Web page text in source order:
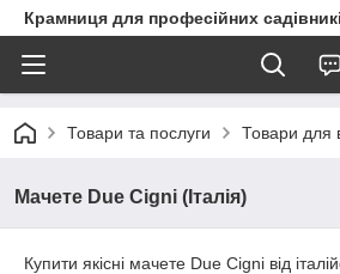
Крамниця для професійних
Товари та послуги Товари для
Мачете Due Cigni (Італія)
Купити якісні мачете Due Cigni від